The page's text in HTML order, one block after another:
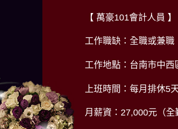
【 萬豪101會計人員 】
工作職缺：全職或兼職
工作地點：台南市中
上班時間：每月排休5
月薪資：27,000元（